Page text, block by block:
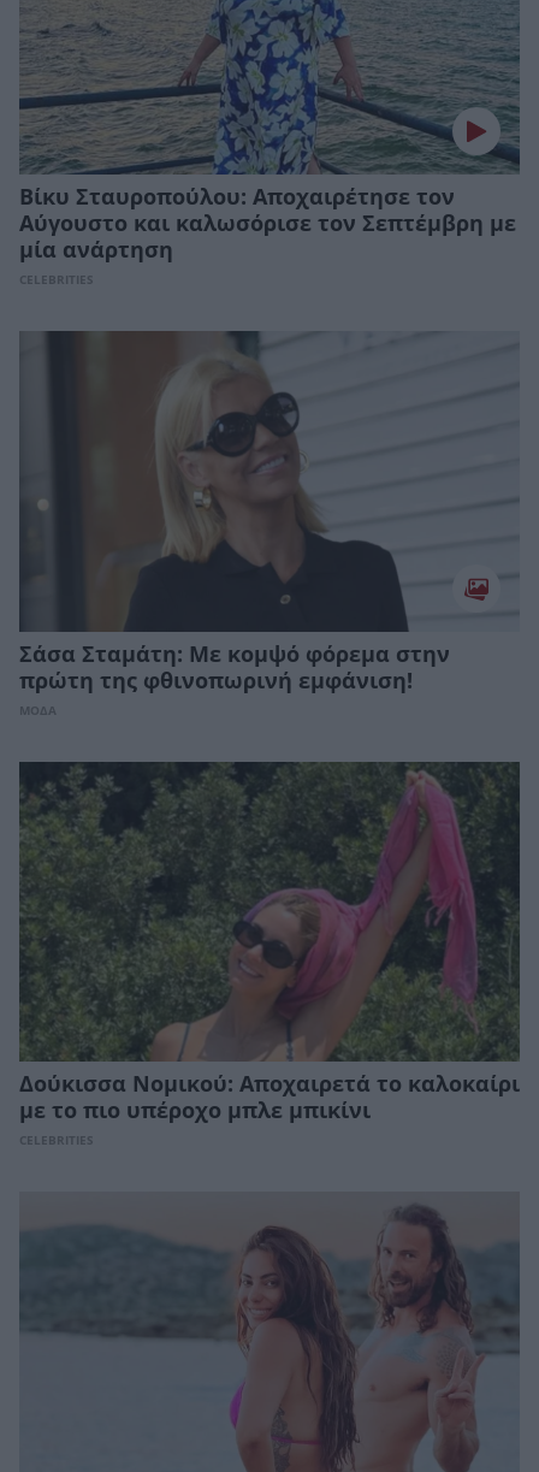
Βίκυ Σταυροπούλου: Αποχαιρέτησε τον
Αύγουστο και καλωσόρισε τον Σεπτέμβρη με
μία ανάρτηση
CELEBRITIES
Σάσα Σταμάτη: Με κομψό φόρεμα στην
πρώτη της φθινοπωρινή εμφάνιση!
ΜΟΔΑ
Δούκισσα Νομικού: Αποχαιρετά το καλοκαίρι
με το πιο υπέροχο μπλε μπικίνι
CELEBRITIES